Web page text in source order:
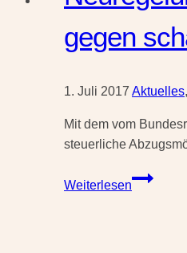
und
gegen
1. Juli 2017 Aktuelles,
Mit dem vom
steuerliche
Weiterlesen